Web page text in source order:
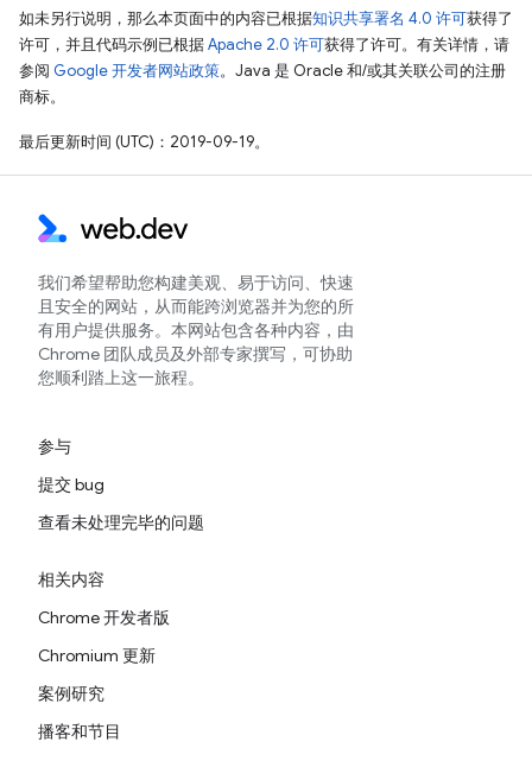
如未另行说明，那么本页面中的内容已根据知识共享署名 4.0 许可获得了
许可，并且代码示例已根据Apache 2.0 许可获得了许可。有关详情，请
参阅 Google 开发者网站政策。Java 是 Oracle 和/或其关联公司的注册
商标。
最后更新时间 (UTC)：2019-09-19。
我们希望帮助您构建美观、易于访问、快速
且安全的网站，从而能跨浏览器并为您的所
有用户提供服务。本网站包含各种内容，由
Chrome 团队成员及外部专家撰写，可协助
您顺利踏上这一旅程。
参与
提交 bug
查看未处理完毕的问题
相关内容
Chrome 开发者版
Chromium 更新
案例研究
播客和节目